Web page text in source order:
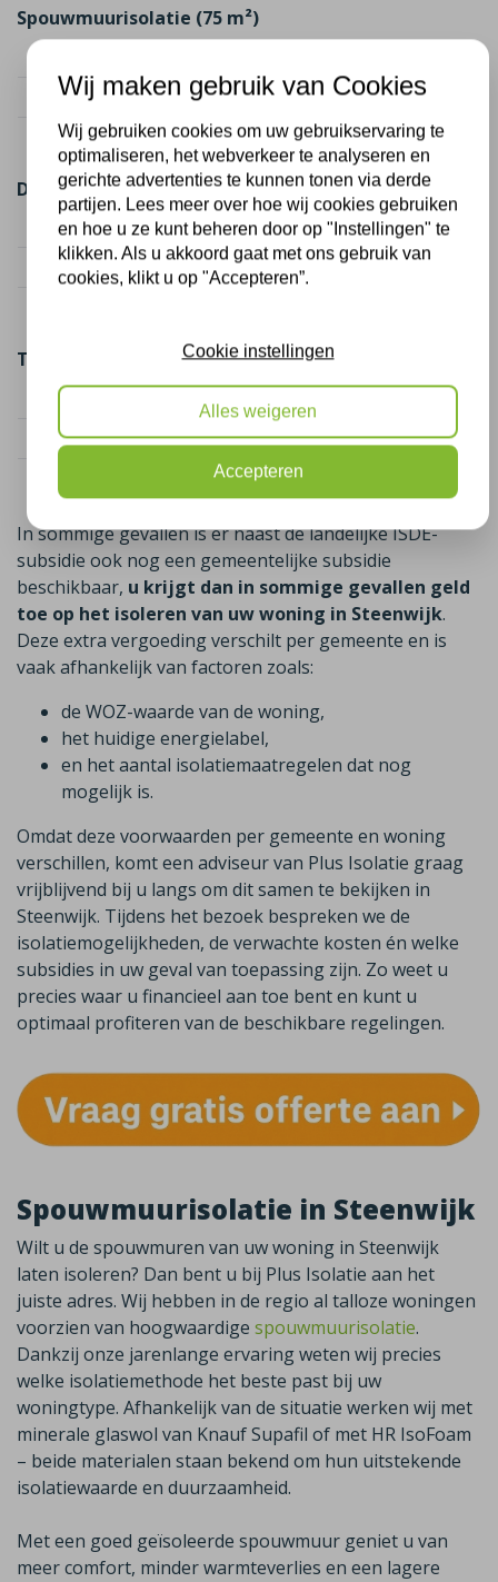
Spouwmuurisolatie (75 m²)
Kostenindicatie
Subsidie (2 maatregelen)
€ 787,50
Netto kosten
€ 1.012,50
Dakisolatie (50 m²)
Kostenindicatie
€ 2.250
Subsidie (2 maatregelen)
€ 1.625,00
Totaal
Totaal kosten
€ 4.050
Totaal subsidie
€ 2.412,50
€ 1.637,50
In sommige gevallen is er naast de landelijke ISDE-
subsidie ook nog een gemeentelijke subsidie
beschikbaar, u krijgt dan in sommige gevallen geld
toe op het isoleren van uw woning in Steenwijk.
Deze extra vergoeding verschilt per gemeente en is
vaak afhankelijk van factoren zoals:
de WOZ-waarde van de woning,
het huidige energielabel,
en het aantal isolatiemaatregelen dat nog
mogelijk is.
Omdat deze voorwaarden per gemeente en woning
verschillen, komt een adviseur van Plus Isolatie graag
vrijblijvend bij u langs om dit samen te bekijken in
Steenwijk. Tijdens het bezoek bespreken we de
isolatiemogelijkheden, de verwachte kosten én welke
subsidies in uw geval van toepassing zijn. Zo weet u
precies waar u financieel aan toe bent en kunt u
optimaal profiteren van de beschikbare regelingen.
Spouwmuurisolatie in Steenwijk
Wilt u de spouwmuren van uw woning in Steenwijk
laten isoleren? Dan bent u bij Plus Isolatie aan het
juiste adres. Wij hebben in de regio al talloze woningen
voorzien van hoogwaardige spouwmuurisolatie.
Dankzij onze jarenlange ervaring weten wij precies
welke isolatiemethode het beste past bij uw
woningtype. Afhankelijk van de situatie werken wij met
minerale glaswol van KnaufSupafil of met HR IsoFoam
– beide materialen staan bekend om hun uitstekende
isolatiewaarde en duurzaamheid.
Met een goed geïsoleerde spouwmuur geniet u van
meer comfort, minder warmteverlies en een lagere
Wij maken gebruik van Cookies
Wij gebruiken cookies om uw gebruikservaring te
optimaliseren, het webverkeer te analyseren en
gerichte advertenties te kunnen tonen via derde
partijen. Lees meer over hoe wij cookies gebruiken
en hoe u ze kunt beheren door op "Instellingen" te
klikken. Als u akkoord gaat met ons gebruik van
cookies, klikt u op "Accepteren”.
Cookie instellingen
Alles weigeren
Accepteren